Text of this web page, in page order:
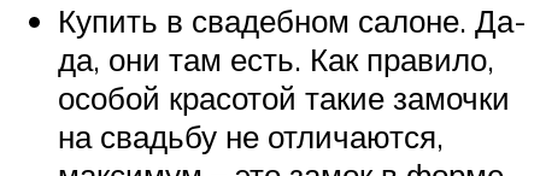
Купить в свадебном салоне. Да-
да, они там есть. Как правило,
особой красотой такие замочки
на свадьбу не отличаются,